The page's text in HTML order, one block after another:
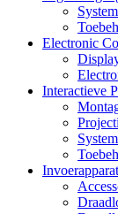
Electronic
Interactieve